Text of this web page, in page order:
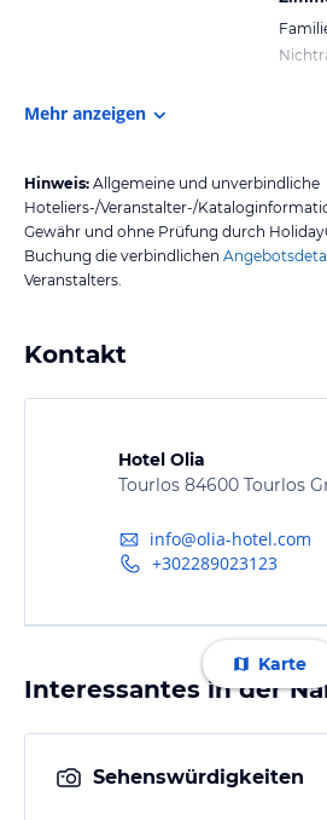
Mehr anzeigen
Hinweis: Allgemeine und unverbindliche
Hoteliers-/Veranstalter-/
Gewähr und ohne Prüfung durch
Buchung die verbindlichen
Veranstalters.
Kontakt
Hotel Olia
Tourlos 84600 Tourlos
info@olia-hotel.com
+302289023123
Karte
Interessantes in der
Sehenswürdigkeiten